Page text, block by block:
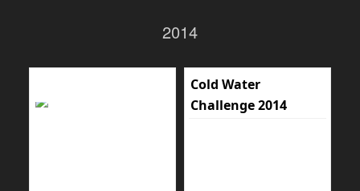
2014
Cold Water
Challenge 2014